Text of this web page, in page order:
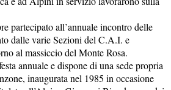
partecipato all’annuale incontro delle
dalle varie Sezioni del C.A.I. e
al massiccio del Monte Rosa.
annuale e dispone di una sede propria
inaugurata nel 1985 in occasione